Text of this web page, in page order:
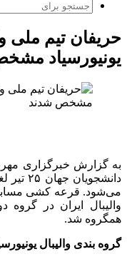
حریفان تیم ملی
یونیورسیاد
به گزارش خبرگزاری
می‌شود. قرعه کشی
والیبال ایران در
همگروه شد.
گروه بندی والیبال